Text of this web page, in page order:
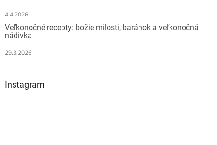
4.4.2026
Veľkonočné recepty: božie milosti, baránok a veľkonočná
nádivka
29.3.2026
Instagram